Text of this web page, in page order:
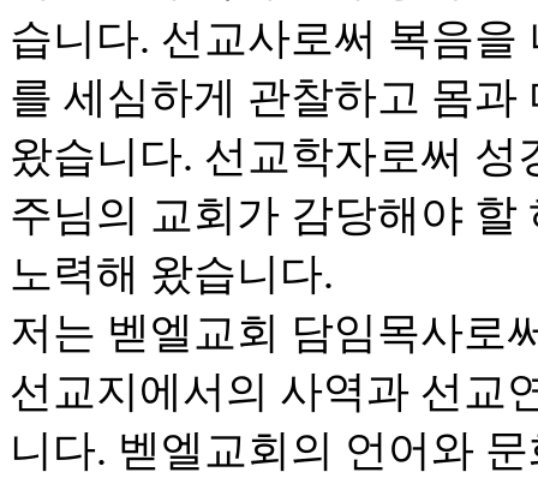
습니다. 선교사로써 복음
를 세심하게 관찰하고 몸
왔습니다. 선교학자로써
주님의 교회가 감당해야
노력해 왔습니다.
저는 벧엘교회 담임목사로
선교지에서의 사역과 선교
니다. 벧엘교회의 언어와